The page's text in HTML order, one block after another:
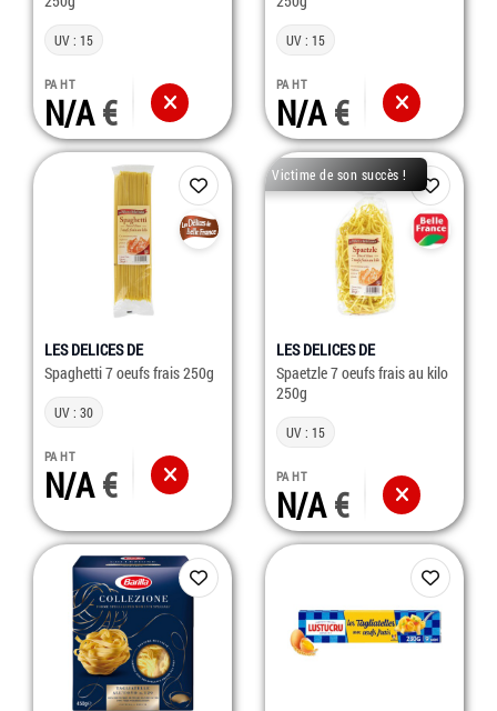
UV : 15
PA HT
N/A
UV : 15
PA HT
N/A
LES DELICES DE
Spaghetti 7 oeufs frais 250g
UV : 30
PA HT
N/A
Victime de son succès !
LES DELICES DE
Spaetzle 7 oeufs frais au kilo
250g
UV : 15
PA HT
N/A